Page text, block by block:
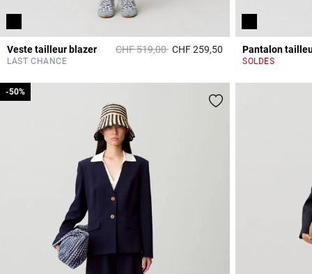
Veste tailleur blazer Prix réduit à partir de
CHF 519,00àCHF 259,50 5 out of 5 Customer
LAST CHANCE
Pantalon
SOLDES
-50%
-50%